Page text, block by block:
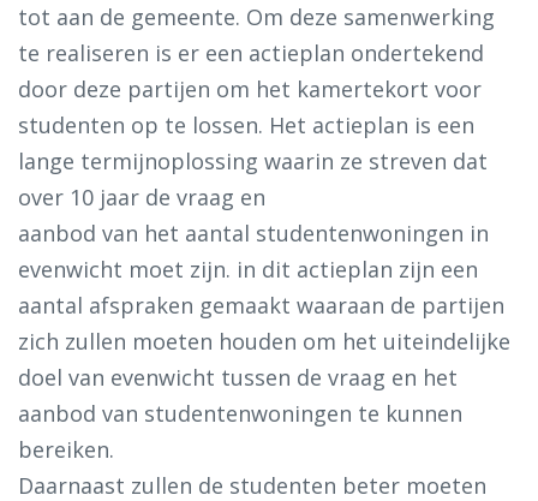
tot aan de gemeente. Om deze samenwerking
te realiseren is er een actieplan ondertekend
door deze partijen om het kamertekort voor
studenten op te lossen. Het actieplan is een
lange termijnoplossing waarin ze streven dat
over 10 jaar de vraag en
aanbod van het aantal studentenwoningen in
evenwicht moet zijn. in dit actieplan zijn een
aantal afspraken gemaakt waaraan de partijen
zich zullen moeten houden om het uiteindelijke
doel van evenwicht tussen de vraag en het
aanbod van studentenwoningen te kunnen
bereiken.
Daarnaast zullen de studenten beter moeten